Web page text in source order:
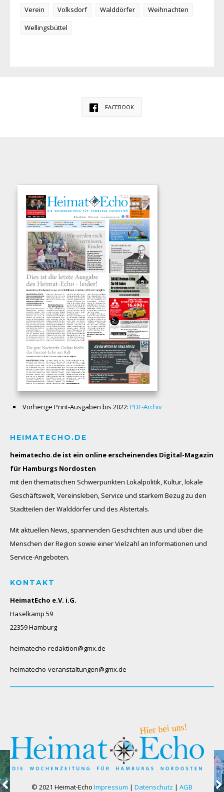
Verein
Volksdorf Walddörfer
Weihnachten
Wellingsbüttel
FACEBOOK
Vorherige Print-Ausgaben bis 2022: PDF-Archiv
HEIMATECHO.DE
heimatecho.de ist ein online erscheinendes Digital-Magazin
für Hamburgs Nordosten
mit den thematischen Schwerpunkten Lokalpolitik, Kultur, lokale
Geschäftswelt, Vereinsleben, Service und starkem Bezug zu den
Stadtteilen der Walddörfer und des Alstertals.
Mit aktuellen News, spannenden Geschichten aus und über die
Menschen der Region sowie einer Vielzahl an Informationen und
Service-Angeboten.
KONTAKT
HeimatEcho e.V. i.G.
Haselkamp 59
22359 Hamburg
heimatecho-redaktion@gmx.de
heimatecho-veranstaltungen@gmx.de
© 2021 Heimat-Echo Impressum | Datenschutz | AGB